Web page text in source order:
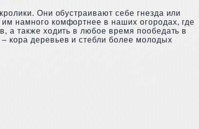
Они обустраивают себе гнезда или
намного комфортнее в наших огородах, где
а также ходить в любое время пообедать в
кора деревьев и стебли более молодых